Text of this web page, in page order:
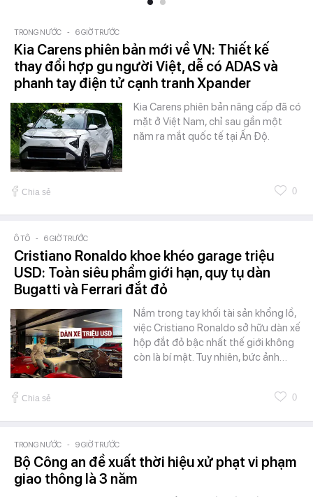
TRONG NƯỚC - 6 GIỜ TRƯỚC
Kia Carens phiên bản mới về VN: Thiết kế
thay đổi hợp gu người Việt, dễ có ADAS và
phanh tay điện tử cạnh tranh Xpander
Kia Carens phiên bản nâng cấp đã có
mặt ở Việt Nam, chỉ sau gần một
năm ra mắt quốc tế tại Ấn Độ.
Chia sẻ 0
Ô TÔ - 6 GIỜ TRƯỚC
Cristiano Ronaldo khoe khéo garage triệu
USD: Toàn siêu phẩm giới hạn, quy tụ dàn
Bugatti và Ferrari đắt đỏ
Nắm trong tay khối tài sản khổng lồ,
việc Cristiano Ronaldo sở hữu dàn xế
hộp đắt đỏ bậc nhất thế giới không
còn là bí mật. Tuy nhiên, bức ảnh…
Chia sẻ 0
TRONG NƯỚC - 9 GIỜ TRƯỚC
Bộ Công an đề xuất thời hiệu xử phạt vi phạm
giao thông là 3 năm